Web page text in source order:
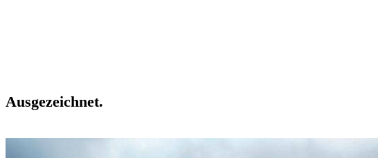
Ausgezeichnet.